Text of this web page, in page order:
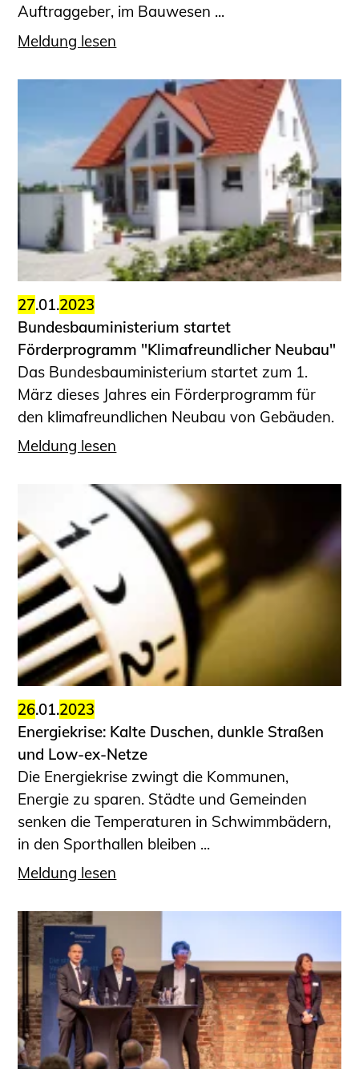
Auftraggeber, im Bauwesen ...
Meldung lesen
27.01.2023
Bundesbauministerium startet
Förderprogramm "Klimafreundlicher Neubau"
Das Bundesbauministerium startet zum 1.
März dieses Jahres ein Förderprogramm für
den klimafreundlichen Neubau von Gebäuden.
Meldung lesen
26.01.2023
Energiekrise: Kalte Duschen, dunkle Straßen
und Low-ex-Netze
Die Energiekrise zwingt die Kommunen,
Energie zu sparen. Städte und Gemeinden
senken die Temperaturen in Schwimmbädern,
in den Sporthallen bleiben ...
Meldung lesen